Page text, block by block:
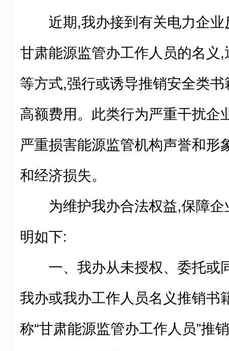
近期,我办接到有关电力企
甘肃能源监管办工作人员的名义
等方式,强行或诱导推销安全类
高额费用。此类行为严重干扰企
严重损害能源监管机构声誉和形
和经济损失。
为维护我办合法权益,保障
明如下:
一、我办从未授权、委托或
我办或我办工作人员名义推销书
称“甘肃能源监管办工作人员”推